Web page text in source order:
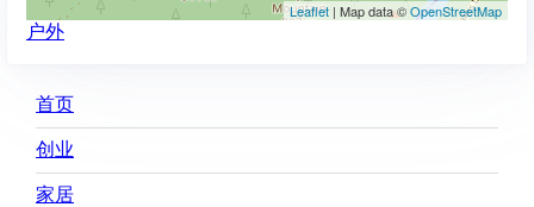
Leaflet | Map data ©OpenStreetMap
户外
Main
navigation
首页
创业
家居